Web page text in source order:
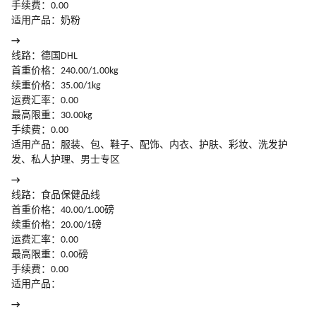
手续费：0.00
适用产品：奶粉
→
线路：德国DHL
首重价格：240.00/1.00kg
续重价格：35.00/1kg
运费汇率：0.00
最高限重：30.00kg
手续费：0.00
适用产品：服装、包、鞋子、配饰、内衣、护肤、彩妆、洗发护
发、私人护理、男士专区
→
线路：食品保健品线
首重价格：40.00/1.00磅
续重价格：20.00/1磅
运费汇率：0.00
最高限重：0.00磅
手续费：0.00
适用产品：
→